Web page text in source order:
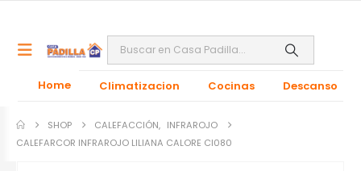
Home Climatizacion Cocinas Descanso
SHOP CALEFACCIÓN, INFRAROJO
CALEFARCOR INFRAROJO LILIANA CALORE CI080